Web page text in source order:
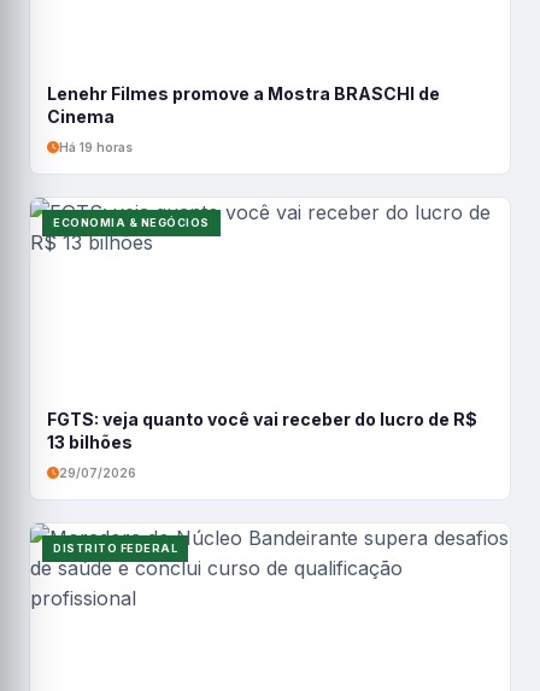
Lenehr Filmes promove a Mostra BRASCHI de
Cinema
Há 19 horas
ECONOMIA & NEGÓCIOS
FGTS: veja quanto você vai receber do lucro de R$
13 bilhões
29/07/2026
DISTRITO FEDERAL